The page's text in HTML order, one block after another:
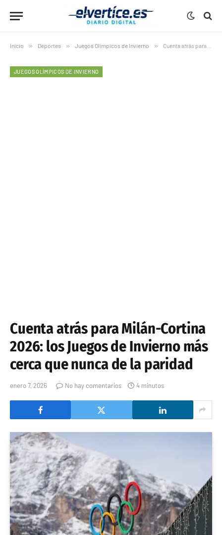
Inicio » Deportes » Juegos Olímpicos de Invierno » Cuenta atrás para Milán-Cortina 2026: los Juegos de Invierno más cerca que nunca de la paridad
JUEGOS OLÍMPICOS DE INVIERNO
Cuenta atrás para Milán-Cortina
2026: los Juegos de Invierno más
cerca que nunca de la paridad
enero 7, 2026 No hay comentarios 4 minutos